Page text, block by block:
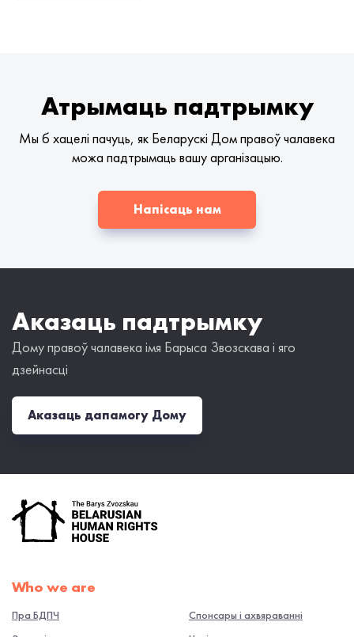
Атрымаць падтрымку
Мы б хацелі пачуць, як Беларускі Дом правоў чалавека
можа падтрымаць вашу арганізацыю.
Напісаць нам
Аказаць падтрымку
Дому правоў чалавека імя Барыса Звозскава і яго
дзейнасці
Аказаць дапамогу Дому
Who we are
Пра БДПЧ
Спонсары і ахвяраванні